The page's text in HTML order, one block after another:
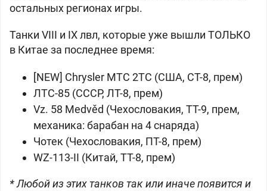
остальных регионах игры.
Танки VIII и IX лвл, которые уже вышли ТОЛЬКО
в Китае за последнее время:
[NEW] Chrysler MTC 2TC (США, СТ-8, прем)
ЛТС-85 (СССР, ЛТ-8, прем)
Vz. 58 Medvěd (Чехословакия, ТТ-9, прем,
механика: барабан на 4 снаряда)
Чотек (Чехословакия, ПТ-8, прем)
WZ-113-II (Китай, ТТ-8, прем)
* Любой из этих танков так или иначе появится и